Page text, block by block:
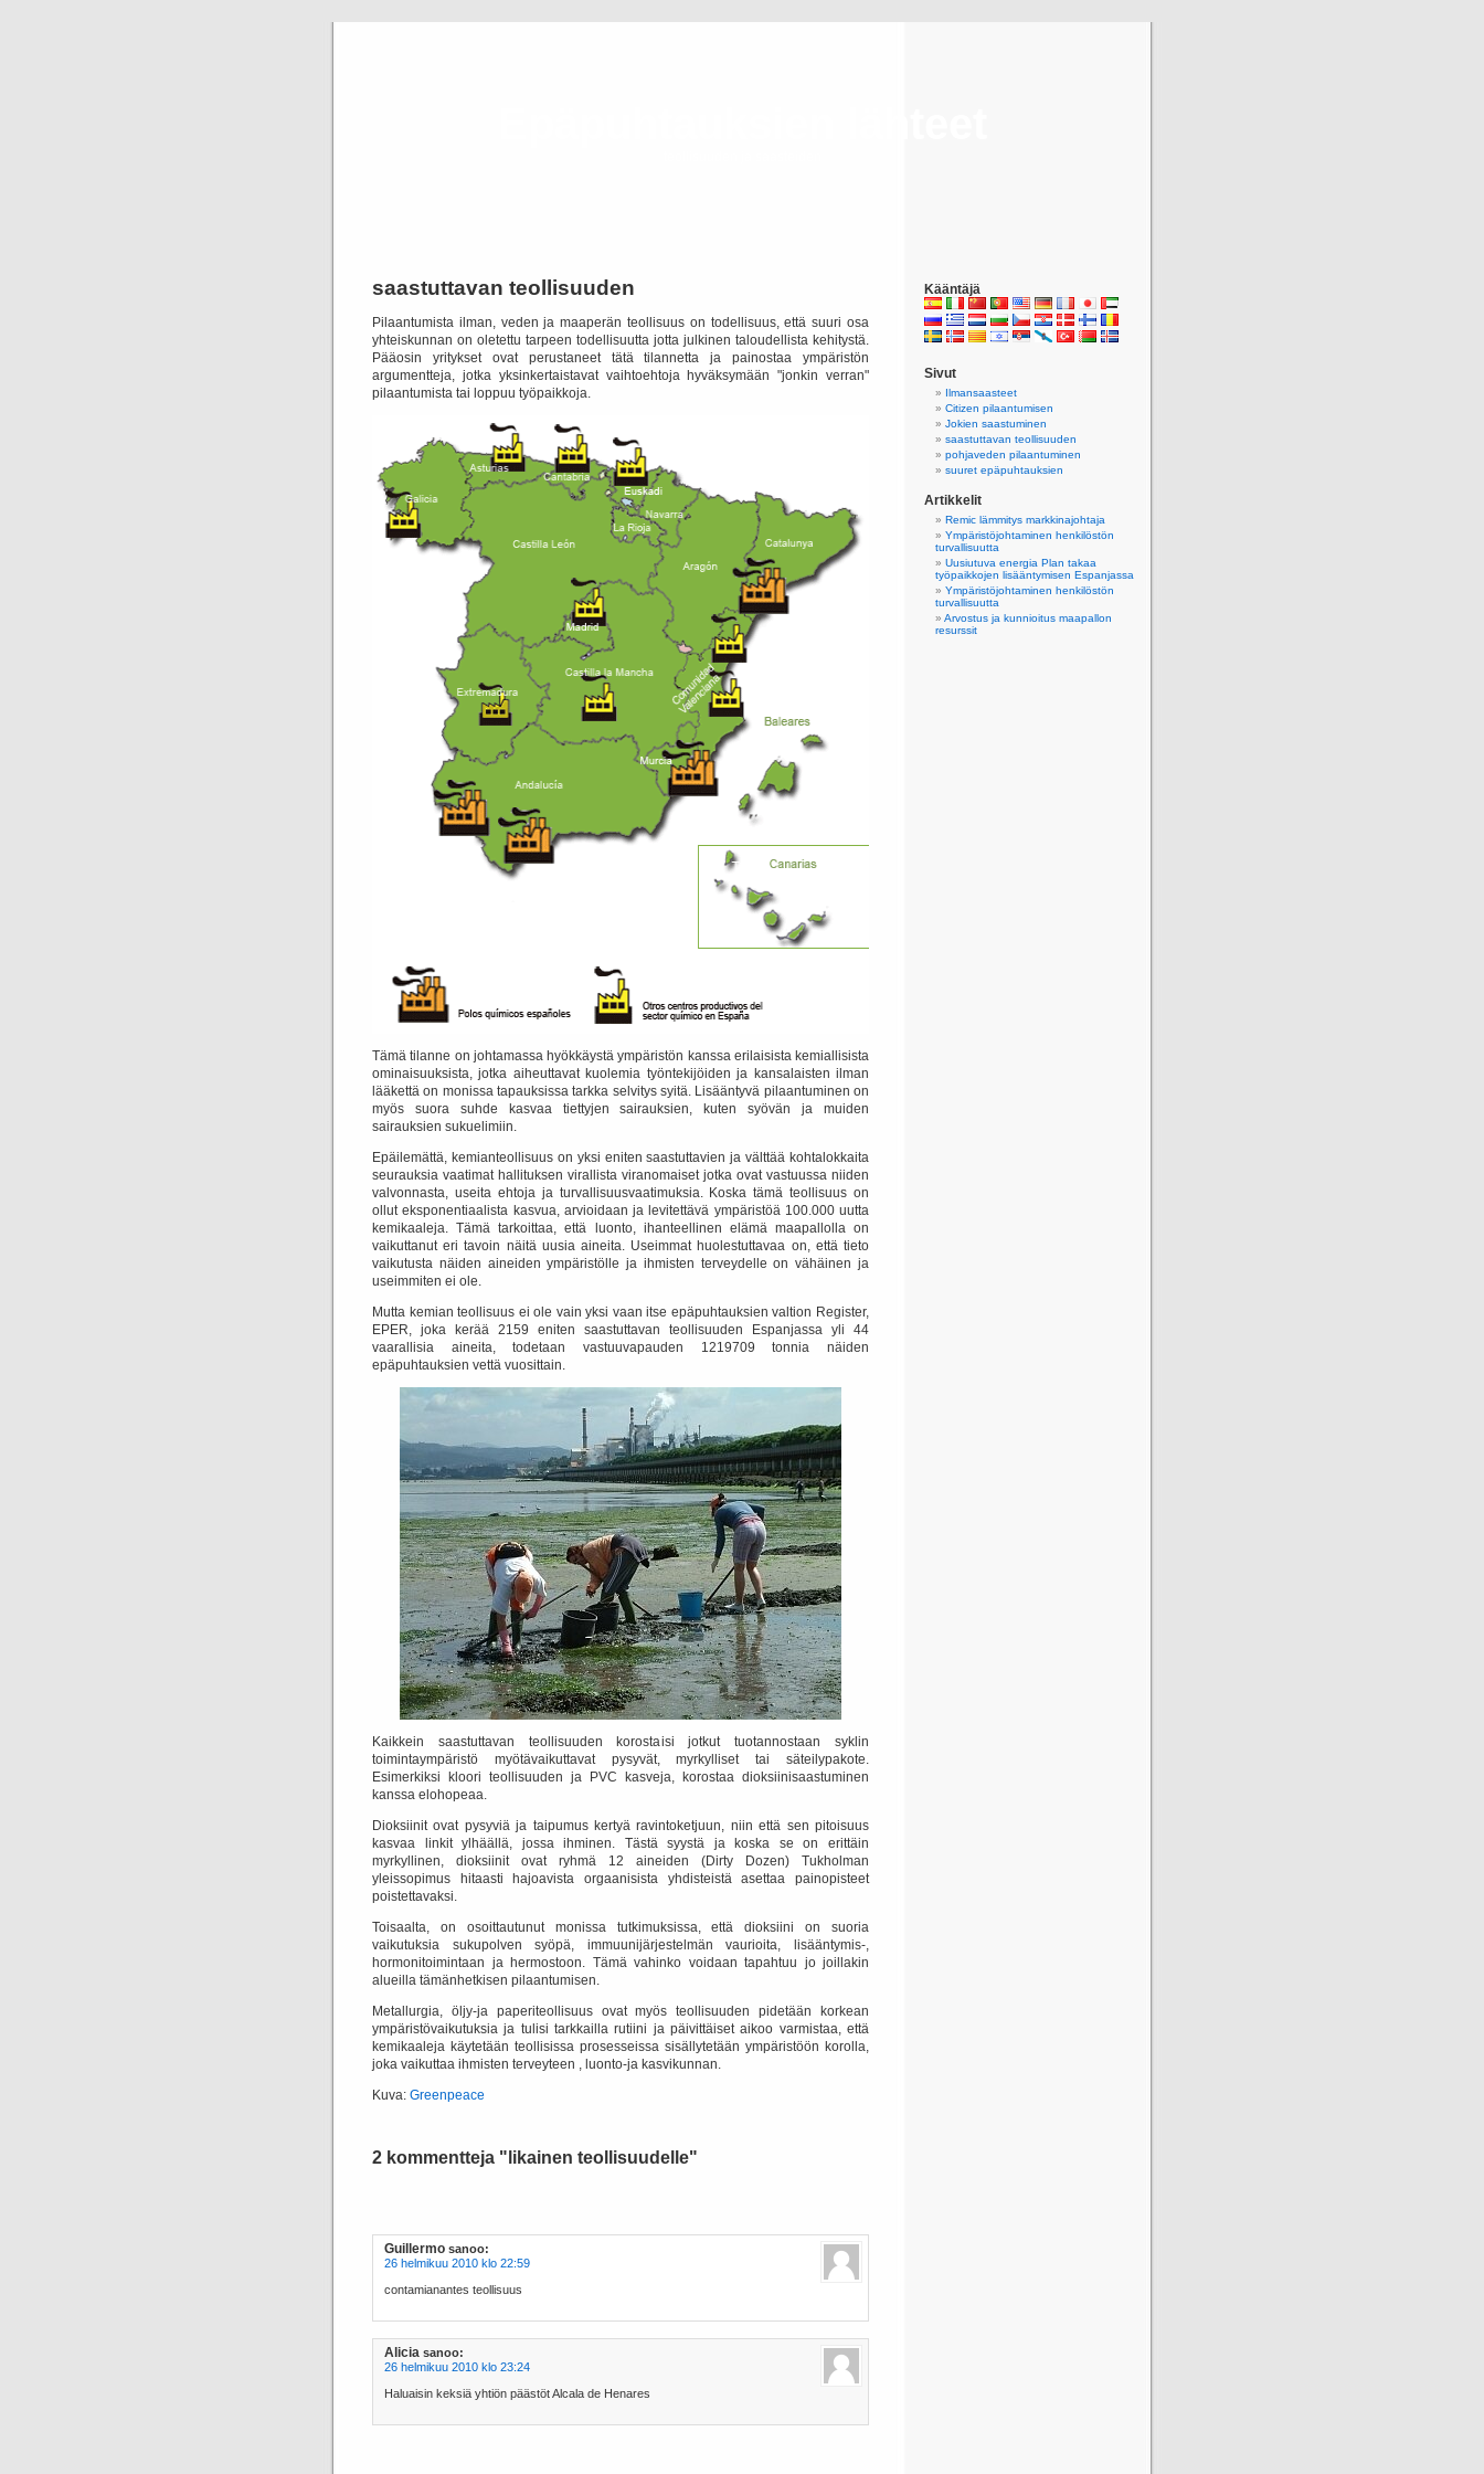
saastuttavan teollisuuden
Pilaantumista ilman, veden ja maaperän teollisuus on todellisuus, että suuri osa
yhteiskunnan on oletettu tarpeen todellisuutta jotta julkinen taloudellista kehitystä.
Pääosin yritykset ovat perustaneet tätä tilannetta ja painostaa ympäristön
argumentteja, jotka yksinkertaistavat vaihtoehtoja hyväksymään "jonkin verran"
pilaantumista tai loppuu työpaikkoja.
Tämä tilanne on johtamassa hyökkäystä ympäristön kanssa erilaisista kemiallisista
ominaisuuksista, jotka aiheuttavat kuolemia työntekijöiden ja kansalaisten ilman
lääkettä on monissa tapauksissa tarkka selvitys syitä. Lisääntyvä pilaantuminen on
myös suora suhde kasvaa tiettyjen sairauksien, kuten syövän ja muiden
sairauksien sukuelimiin.
Epäilemättä, kemianteollisuus on yksi eniten saastuttavien ja välttää kohtalokkaita
seurauksia vaatimat hallituksen virallista viranomaiset jotka ovat vastuussa niiden
valvonnasta, useita ehtoja ja turvallisuusvaatimuksia. Koska tämä teollisuus on
ollut eksponentiaalista kasvua, arvioidaan ja levitettävä ympäristöä 100.000 uutta
kemikaaleja. Tämä tarkoittaa, että luonto, ihanteellinen elämä maapallolla on
vaikuttanut eri tavoin näitä uusia aineita. Useimmat huolestuttavaa on, että tieto
vaikutusta näiden aineiden ympäristölle ja ihmisten terveydelle on vähäinen ja
useimmiten ei ole.
Mutta kemian teollisuus ei ole vain yksi vaan itse epäpuhtauksien valtion Register,
EPER, joka kerää 2159 eniten saastuttavan teollisuuden Espanjassa yli 44
vaarallisia aineita, todetaan vastuuvapauden 1219709 tonnia näiden
epäpuhtauksien vettä vuosittain.
Kaikkein saastuttavan teollisuuden korostaisi jotkut tuotannostaan ​​syklin
toimintaympäristö myötävaikuttavat pysyvät, myrkylliset tai säteilypakote.
Esimerkiksi kloori teollisuuden ja PVC kasveja, korostaa dioksiinisaastuminen
kanssa elohopeaa.
Dioksiinit ovat pysyviä ja taipumus kertyä ravintoketjuun, niin että sen pitoisuus
kasvaa linkit ylhäällä, jossa ihminen.
Tästä syystä ja koska se on erittäin
myrkyllinen, dioksiinit ovat ryhmä 12 aineiden (Dirty Dozen) Tukholman
yleissopimus hitaasti hajoavista orgaanisista yhdisteistä asettaa painopisteet
poistettavaksi.
Toisaalta, on osoittautunut monissa tutkimuksissa, että dioksiini on suoria
vaikutuksia sukupolven syöpä, immuunijärjestelmän vaurioita, lisääntymis-,
hormonitoimintaan ja hermostoon. Tämä vahinko voidaan tapahtuu jo joillakin
alueilla tämänhetkisen pilaantumisen.
Metallurgia, öljy-ja paperiteollisuus ovat myös teollisuuden pidetään korkean
ympäristövaikutuksia ja tulisi tarkkailla rutiini ja päivittäiset aikoo varmistaa, että
kemikaaleja käytetään teollisissa prosesseissa sisällytetään ympäristöön korolla,
joka vaikuttaa ihmisten terveyteen , luonto-ja kasvikunnan.
Kuva: Greenpeace
2 kommentteja "likainen teollisuudelle"
Guillermo sanoo:
26 helmikuu 2010 klo 22:59
contamianantes teollisuus
Alicia sanoo:
26 helmikuu 2010 klo 23:24
Haluaisin keksiä yhtiön päästöt Alcala de Henares
Kääntäjä
Sivut
Ilmansaasteet
Citizen pilaantumisen
Jokien saastuminen
saastuttavan teollisuuden
pohjaveden pilaantuminen
suuret epäpuhtauksien
Artikkelit
Remic lämmitys markkinajohtaja
Ympäristöjohtaminen henkilöstön
turvallisuutta
Uusiutuva energia Plan takaa
työpaikkojen lisääntymisen Espanjassa
Ympäristöjohtaminen henkilöstön
turvallisuutta
Arvostus ja kunnioitus maapallon
resurssit